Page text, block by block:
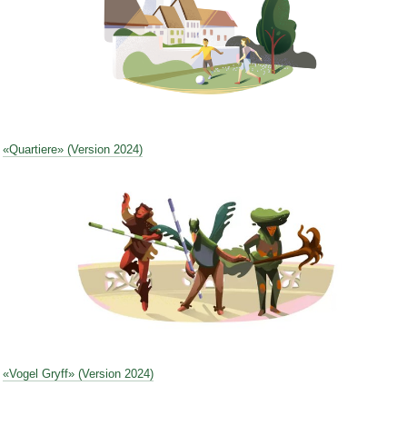
«Quartiere» (Version 2024)
«Vogel Gryff» (Version 2024)